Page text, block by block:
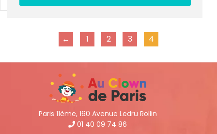
← 1 2 3 4
Paris 11ème, 160 Avenue Ledru Rollin
01 40 09 74 86